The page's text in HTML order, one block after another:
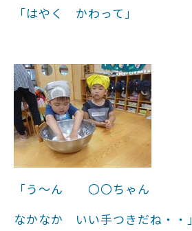
「はやく かわって」
「う～ん 〇〇ちゃん
なかなか いい手つきだね・・」